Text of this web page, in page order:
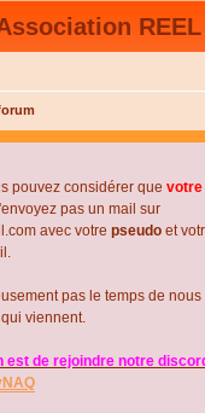
REEL
pouvez considérer que votre
pas un mail sur
avec votre pseudo et
pas le temps de
viennent.
est de rejoindre notre